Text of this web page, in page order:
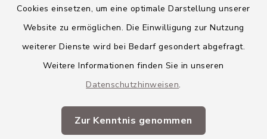
Cookies einsetzen, um eine optimale Darstellung unserer
Website zu ermöglichen. Die Einwilligung zur Nutzung
weiterer Dienste wird bei Bedarf gesondert abgefragt.
Weitere Informationen finden Sie in unseren
Datenschutzhinweisen.
Zur Kenntnis genommen
Barrierefreiheit
Impressum